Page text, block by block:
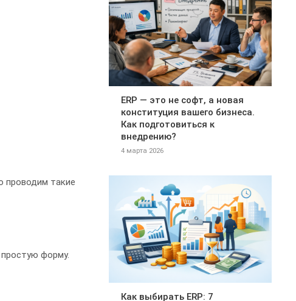
проводим такие
форму.
ERP — это не софт, а новая
конституция вашего бизнеса.
Как подготовиться к
внедрению?
4 марта 2026
Как выбирать ERP: 7